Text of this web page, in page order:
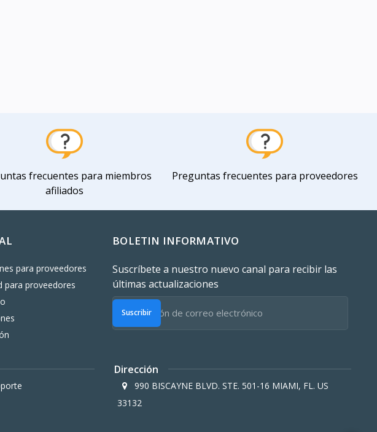
frecuentes para miembros
afiliados
Preguntas frecuentes para proveedores
para proveedores
para proveedores
BOLETIN INFORMATIVO
Suscríbete a nuestro nuevo canal para recibir las
últimas actualizaciones
Suscribir
Dirección
990 BISCAYNE BLVD. STE. 501-16 MIAMI, FL. US
33132